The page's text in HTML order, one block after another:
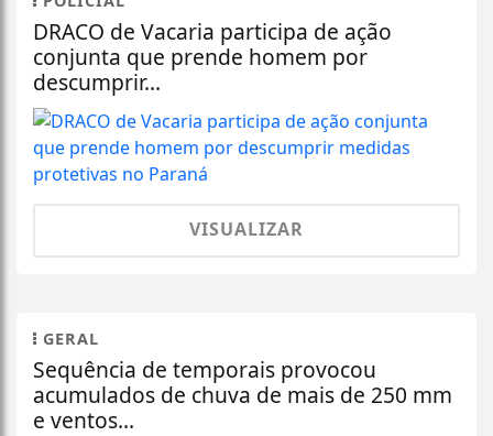
DRACO de Vacaria participa de ação
conjunta que prende homem por
descumprir...
VISUALIZAR
GERAL
Sequência de temporais provocou
acumulados de chuva de mais de 250 mm
e ventos...